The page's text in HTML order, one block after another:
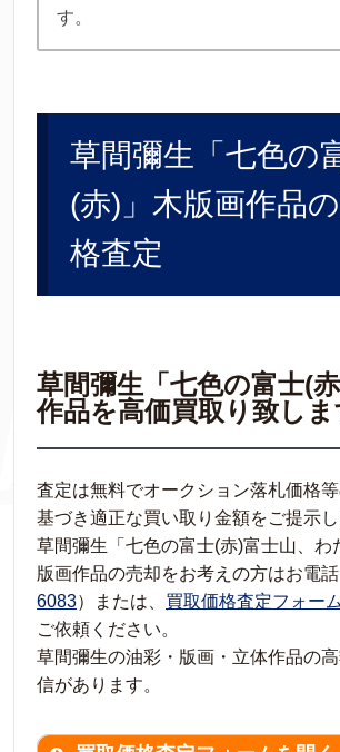
す。
草間彌生「七色の
(赤)」木版画作品
格査定
草間彌生「七色の富士(
作品を高価買取り致しま
査定は無料でオークション落札価格
基づき適正な買い取り金額をご提示し
草間彌生「七色の富士(赤)富士山、わ
版画作品の売却をお考えの方はお電話
6083）または、 買取価格査定フォーム
ご依頼ください。
草間彌生の油彩・版画・立体作品の
信があります。